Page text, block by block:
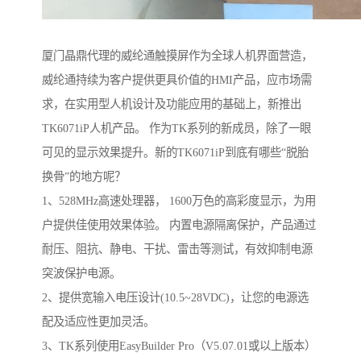
厦门晶鼎代理的威纶通触摸屏作为全球人机界面营造，
威纶通持续为客户提供更具价值的HMI产品，应市场需
求，在实用型人机设计及功能应用的基础上，新推出
TK6071iP人机产品。 作为TK系列的新成员，除了一眼
可见的显示效果提升。新的TK6071iP到底有哪些“脱胎
换骨”的地方呢？
1、528MHz高速处理器， 1600万色的高彩度显示，为用
户提供佳使用效果体验。 内置电源隔离保护，产品通过
耐压、阻抗、静电、干扰、雷击等测试，有效抑制电源
突波保护电源。
2、提供宽输入电压设计(10.5~28VDC)，让您的电源选
配及适应性更加灵活。
3、TK系列使用EasyBuilder Pro（V5.07.01或以上版本）